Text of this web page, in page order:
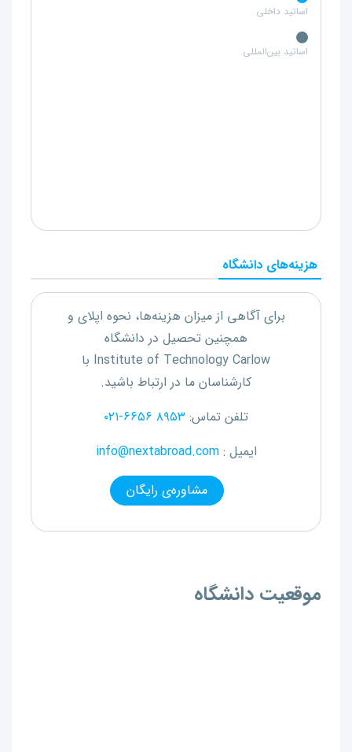
اساتید داخلی
اساتید بین‌المللی
هزینه‌های دانشگاه
برای آگاهی از میزان هزینه‌ها، نحوه اپلای و
همچنین تحصیل در دانشگاه
Institute of Technology Carlow با
کارشناسان ما در ارتباط باشید.
تلفن تماس: ۰۲۱-۶۶۵۶ ۸۹۵۳
ایمیل :info@nextabroad.com
مشاوره‌ی رایگان
موقعیت دانشگاه